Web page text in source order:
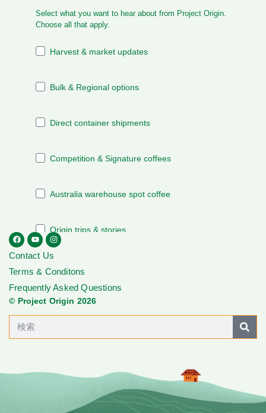
Contact Us
Terms & Conditons
Frequently Asked Questions
© Project Origin 2026